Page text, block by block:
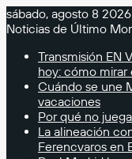
sábado, agosto 8 2026
Noticias de Último
Transmisión EN
hoy: cómo mirar
Cuándo se une
vacaciones
Por qué no
La alineación
Ferencvaros en